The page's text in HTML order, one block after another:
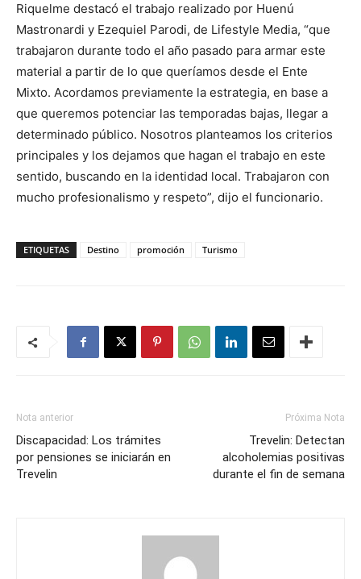
Riquelme destacó el trabajo realizado por Huenú
Mastronardi y Ezequiel Parodi, de Lifestyle Media, “que
trabajaron durante todo el año pasado para armar este
material a partir de lo que queríamos desde el Ente
Mixto. Acordamos previamente la estrategia, en base a
que queremos potenciar las temporadas bajas, llegar a
determinado público. Nosotros planteamos los criterios
principales y los dejamos que hagan el trabajo en este
sentido, buscando en la identidad local. Trabajaron con
mucho profesionalismo y respeto”, dijo el funcionario.
ETIQUETAS Destino promoción Turismo
Nota anterior
Discapacidad: Los trámites
por pensiones se iniciarán en
Trevelin
Próxima Nota
Trevelin: Detectan
alcoholemias positivas
durante el fin de semana